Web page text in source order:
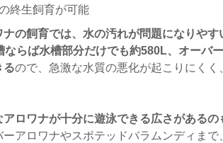
終生飼育が可能
の飼育では、水の汚れが問題になりやす
ならば水槽部分だけでも約580L、オーバ
るので、急激な水質の悪化が起こりにく
アロワナが十分に遊泳できる広さがあるの
アロワナやスポテッドバラムンディま